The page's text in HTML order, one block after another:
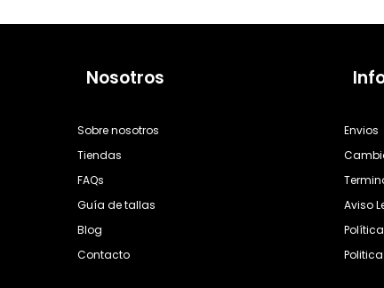
Nosotros
Sobre nosotros
Tiendas
FAQs
Guía de tallas
Blog
Contacto
Envios
Aviso